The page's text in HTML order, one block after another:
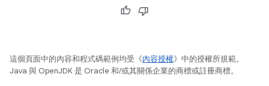
這個頁面中的內容和程式碼範例均受《內容授權》中的授權所規範。
Java 與 OpenJDK 是 Oracle 和/或其關係企業的商標或註冊商標。